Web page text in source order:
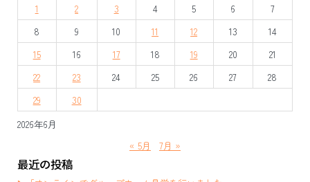
ー
シ
ョ
ン
2026年6月
1
2 3 4 5 6
7
8
9 10 11 12 13
14
15
16 17 18 19 20
21
22
23 24 25 26 27
28
29
30
« 5月 7月 »
最近の投稿